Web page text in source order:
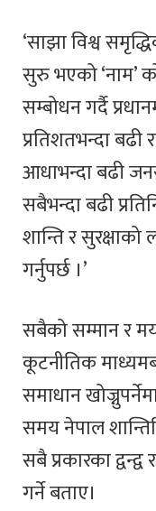
‘साझा विश्व
सुरु भएको ‘नाम’
सम्बोधन गर्दै
प्रतिशतभन्दा बढी
आधाभन्दा बढी
सबैभन्दा बढी
शान्ति र सुरक्षाको
गर्नुपर्छ ।’
सबैको सम्मान र
कूटनीतिक
समाधान
समय नेपाल
सबै प्रकारका द्वन्द्व
गर्ने बताए।